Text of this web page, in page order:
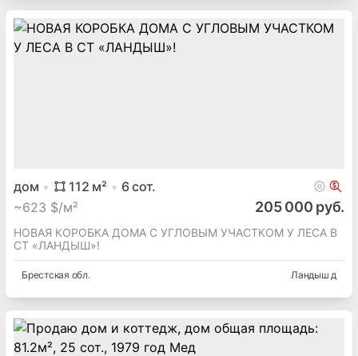
дом 112 м² 6сот.
~623 $/м² 205 000 руб.
НОВАЯ КОРОБКА ДОМА С УГЛОВЫМ УЧАСТКОМ У ЛЕСА В
СТ «ЛАНДЫШ»!
Брестская обл. Ландыш д